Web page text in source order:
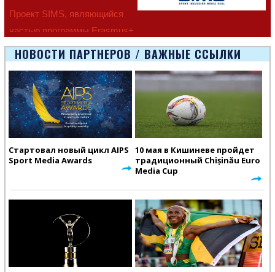
Проект SIMS, являющийся
частью программы Erasmus+
Европейско
НОВОСТИ ПАРТНЕРОВ / ВАЖНЫЕ ССЫЛКИ
Стартовал новый цикл AIPS
Sport Media Awards
10 мая в Кишиневе пройдет
традиционный Chișinău Euro
Media Cup